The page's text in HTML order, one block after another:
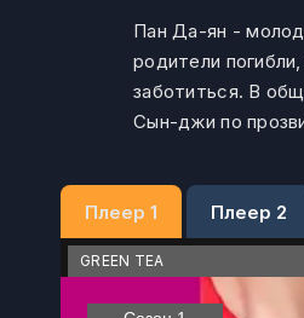
Пан Да-ян -
родители
заботиться. В
Сын-джи по
Плеер 1 Плеер 2
GREEN TEA